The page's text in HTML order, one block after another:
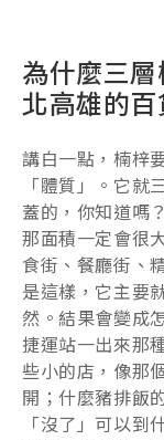
為什麼三
北高雄的
講白一點，楠梓
「體質」。它
蓋的，你知道嗎
那面積一定會很
食街、餐廳街、
是這樣，它主要
然。結果會變成
捷運站一出來那
些小的店，像那
開；什麼豬排飯
「沒了」可以